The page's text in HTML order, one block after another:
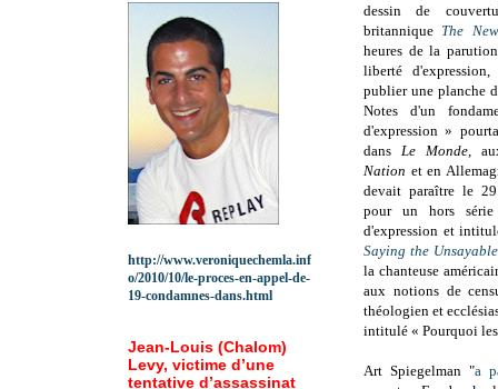
dessin de
britannique The
heures de la parution
liberté
publier une planche
Notes d'un
d'expression »
dans Le Monde ,
Nation et en
devait paraître le
pour un hors
d'expression et
Saying the Unsayable
la chanteuse
aux notions de
théologien et
intitulé « Pourquoi
Art Spiegelman "a
http://www.veroniquechemla.inf
o/2010/10/le-proces-en-appel-de-
19-condamnes-dans.html
Jean-Louis (Chalom)
Levy, victime d’une
tentative d’assassinat